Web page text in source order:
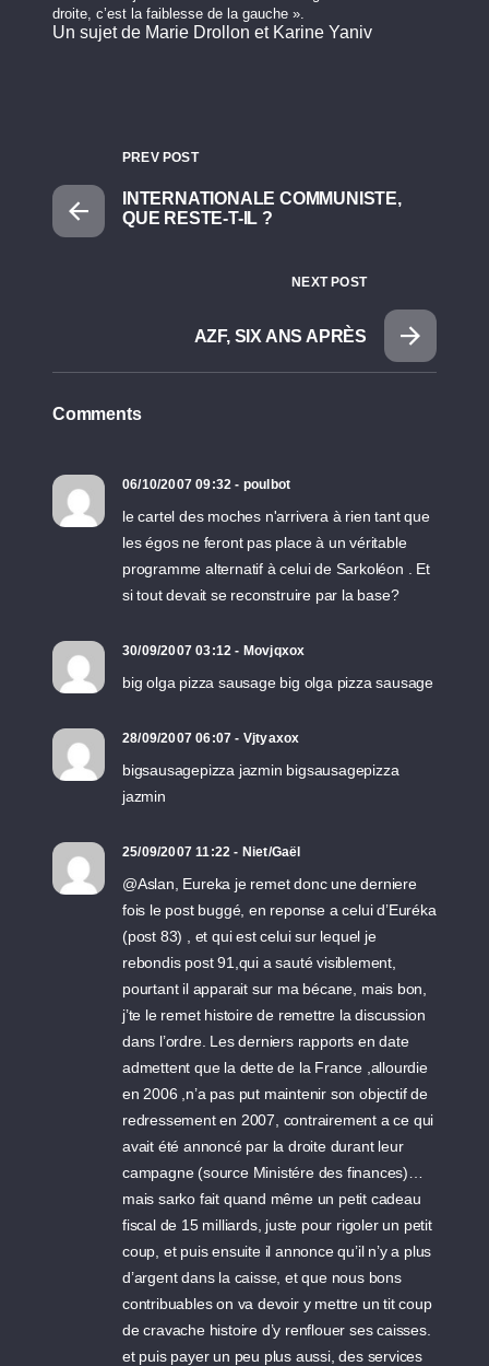
droite, c’est la faiblesse de la gauche ».
Un sujet de Marie Drollon et Karine Yaniv
PREV POST
INTERNATIONALE COMMUNISTE,
QUE RESTE-T-IL ?
NEXT POST
AZF, SIX ANS APRÈS
Comments
06/10/2007 09:32 - poulbot
le cartel des moches n'arrivera à rien tant que
les égos ne feront pas place à un véritable
programme alternatif à celui de Sarkoléon . Et
si tout devait se reconstruire par la base?
30/09/2007 03:12 - Movjqxox
big olga pizza sausage big olga pizza sausage
28/09/2007 06:07 - Vjtyaxox
bigsausagepizza jazmin bigsausagepizza
jazmin
25/09/2007 11:22 - Niet/Gaël
@Aslan, Eureka je remet donc une derniere
fois le post buggé, en reponse a celui d’Euréka
(post 83) , et qui est celui sur lequel je
rebondis post 91,qui a sauté visiblement,
pourtant il apparait sur ma bécane, mais bon,
j’te le remet histoire de remettre la discussion
dans l’ordre. Les derniers rapports en date
admettent que la dette de la France ,allourdie
en 2006 ,n’a pas put maintenir son objectif de
redressement en 2007, contrairement a ce qui
avait été annoncé par la droite durant leur
campagne (source Ministére des finances)…
mais sarko fait quand même un petit cadeau
fiscal de 15 milliards, juste pour rigoler un petit
coup, et puis ensuite il annonce qu’il n’y a plus
d’argent dans la caisse, et que nous bons
contribuables on va devoir y mettre un tit coup
de cravache histoire d’y renflouer ses caisses.
et puis payer un peu plus aussi, des services